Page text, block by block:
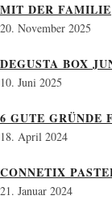
MIT DER FAMILIE
20. November 2025
DEGUSTA BOX
10. Juni 2025
6 GUTE GRÜNDE
18. April 2024
CONNETIX
21. Januar 2024